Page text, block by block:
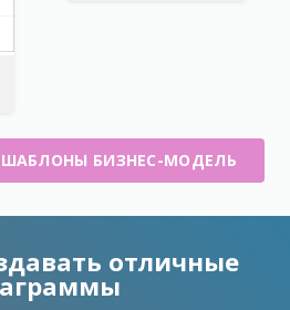
ШАБЛОНЫ БИЗНЕС-МОДЕЛЬ
отличные